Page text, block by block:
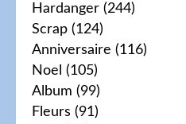
Hardanger (244)
Scrap (124)
Anniversaire (116)
Noel (105)
Album (99)
Fleurs (91)